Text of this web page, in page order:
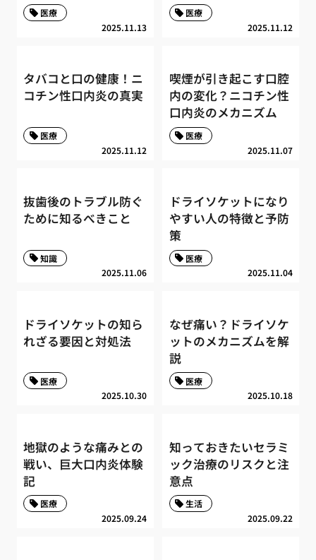
2025.11.13
医療
2025.11.12
医療
タバコと口の健康！ニ
コチン性口内炎の真実
2025.11.12
医療
喫煙が引き起こす口腔
内の変化？ニコチン性
口内炎のメカニズム
2025.11.07
医療
抜歯後のトラブル防ぐ
ために知るべきこと
2025.11.06
知識
ドライソケットになり
やすい人の特徴と予防
策
2025.11.04
医療
ドライソケットの知ら
れざる要因と対処法
2025.10.30
医療
なぜ痛い？ドライソケ
ットのメカニズムを解
説
2025.10.18
医療
地獄のような痛みとの
戦い、巨大口内炎体験
記
2025.09.24
医療
知っておきたいセラミ
ック治療のリスクと注
意点
2025.09.22
生活